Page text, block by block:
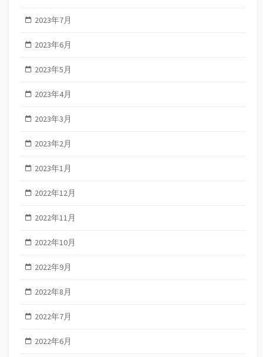
2023年7月
2023年6月
2023年5月
2023年4月
2023年3月
2023年2月
2023年1月
2022年12月
2022年11月
2022年10月
2022年9月
2022年8月
2022年7月
2022年6月